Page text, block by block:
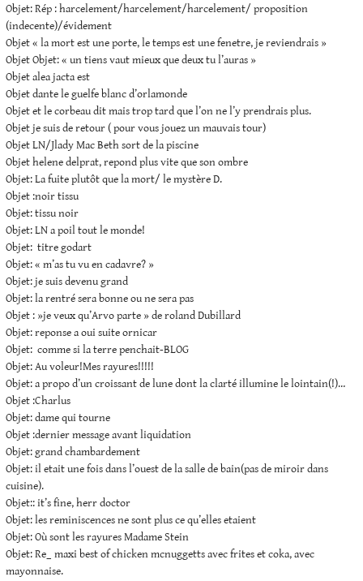
Objet: Rép : harcelement/harcelement/harcelement/ proposition
(indecente)/évidement
Objet « la mort est une porte, le temps est une fenetre, je reviendrais »
Objet Objet: « un tiens vaut mieux que deux tu l’auras »
Objet alea jacta est
Objet dante le guelfe blanc d’orlamonde
Objet et le corbeau dit mais trop tard que l’on ne l’y prendrais plus.
Objet je suis de retour ( pour vous jouez un mauvais tour)
Objet LN/Jlady Mac Beth sort de la piscine
Objet helene delprat, repond plus vite que son ombre
Objet: La fuite plutôt que la mort/ le mystère D.
Objet :noir tissu
Objet: tissu noir
Objet: LN a poil tout le monde!
Objet: titre godart
Objet: « m’as tu vu en cadavre? »
Objet: je suis devenu grand
Objet: la rentré sera bonne ou ne sera pas
Objet : »je veux qu’Arvo parte » de roland Dubillard
Objet: reponse a oui suite ornicar
Objet: comme si la terre penchait-BLOG
Objet: Au voleur!Mes rayures!!!!!
Objet: a propo d’un croissant de lune dont la clarté illumine le lointain(!)…
Objet :Charlus
Objet: dame qui tourne
Objet :dernier message avant liquidation
Objet: grand chambardement
Objet: il etait une fois dans l’ouest de la salle de bain(pas de miroir dans
cuisine).
Objet:: it’s fine, herr doctor
Objet: les reminiscences ne sont plus ce qu’elles etaient
Objet: Où sont les rayures Madame Stein
Objet: Re_ maxi best of chicken mcnuggetts avec frites et coka, avec
mayonnaise.